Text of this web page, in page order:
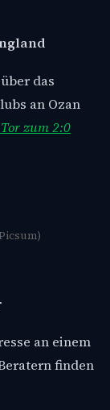
das
an Ozan
zum 2:0
an einem
finden